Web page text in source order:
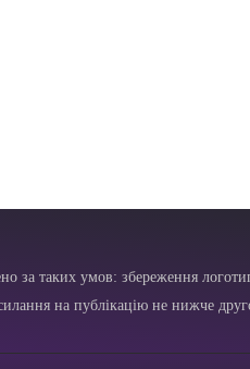
за таких умов: збереження
на публікацію не нижче